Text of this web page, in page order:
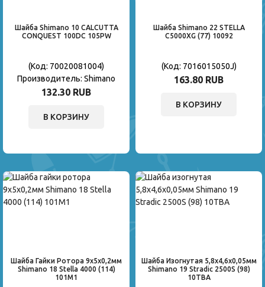
Шайба Shimano 10 CALCUTTA
CONQUEST 100DC 105PW
(Код: 70020081004)
Производитель: Shimano
132.30 RUB
В КОРЗИНУ
Шайба Shimano 22 STELLA
C5000XG (77) 10092
(Код: 7016015050J)
163.80 RUB
В КОРЗИНУ
Шайба Гайки Ротора 9x5x0,2мм
Shimano 18 Stella 4000 (114)
101M1
Шайба Изогнутая 5,8x4,6x0,05мм
Shimano 19 Stradic 2500S (98)
10TBA